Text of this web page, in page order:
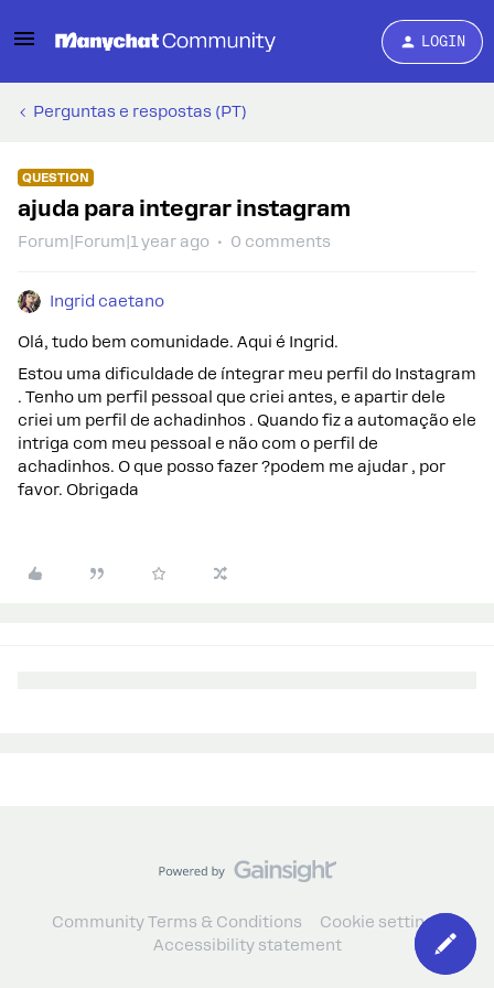
LOGIN
Perguntas e respostas (PT)
QUESTION
ajuda para integrar instagram
Forum|Forum|1 year ago 0 comments
Ingrid caetano
Olá, tudo bem comunidade. Aqui é Ingrid.
Estou uma dificuldade de íntegrar meu perfil do Instagram
. Tenho um perfil pessoal que criei antes, e apartir dele
criei um perfil de achadinhos . Quando fiz a automação ele
intriga com meu pessoal e não com o perfil de
achadinhos. O que posso fazer ?podem me ajudar , por
favor. Obrigada
Community Terms & Conditions
Cookie settings
Accessibility statement